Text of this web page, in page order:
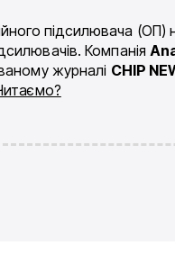
підсилювача (ОП)
Компанія
журналі CHIP